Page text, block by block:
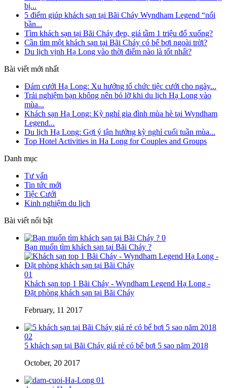
bị...
5 điểm giúp khách sạn tại Bãi Cháy Wyndham Legend “nổi
bần...
Tìm khách sạn tại Bãi Cháy đẹp, giá tầm 1 triệu đổ xuống?
Cần tìm một khách sạn tại Bãi Cháy có bể bơi ngoài trời?
Du lịch vịnh Hạ Long vào thời điểm nào là tốt nhất?
Bài viết mới nhất
Đám cưới Hạ Long: Xu hướng tổ chức tiệc cưới cho ngày...
Trải nghiệm bạn không nên bỏ lỡ khi du lịch Hạ Long vào
mùa...
Khách sạn Hạ Long: Kỳ nghỉ gia đình mùa hè tại Wyndham
Legend...
Du lịch Hạ Long: Gợi ý tận hưởng kỳ nghỉ cuối tuần mùa...
Top Hotel Activities in Ha Long for Couples and Groups
Danh mục
Tư vấn
Tin tức mới
Tiệc Cưới
Kinh nghiệm du lịch
Bài viết nổi bật
0
Bạn muốn tìm khách sạn tại Bãi Cháy ?
01
Khách sạn top 1 Bãi Cháy - Wyndham Legend Hạ Long -
Đặt phòng khách sạn tại Bãi Cháy
February, 11 2017
02
5 khách sạn tại Bãi Cháy giá rẻ có bể bơi 5 sao năm 2018
October, 20 2017
01